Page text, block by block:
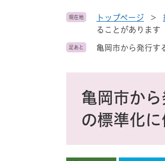
l
ス
ム
現在地 トップページ >
ることがあります
足あと 亀岡市から発行す
亀岡市か
の標準化